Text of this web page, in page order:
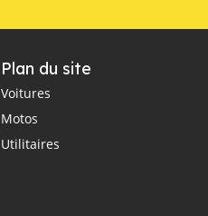
Plan du site
Voitures
Motos
Utilitaires